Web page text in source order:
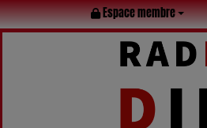
Espace membre